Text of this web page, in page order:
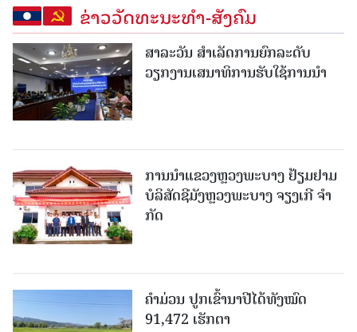
ຂ່າວວັດທະນະທຳ-ສັງຄົມ
ສາລະວັນ ສໍາເລັດການຍົກລະດັບ
ວຽກງານເສນາທິການຮັບໃຊ້ການນໍາ
ການນຳແຂວງຫຼວງພະບາງ ຢ້ຽມ​ຢາມ
ບໍ​ລິ​ສັດຊີມັງຫຼວງພະບາງ ຈຽງເກີ ຈໍາ
ກັດ
ຄໍາມ່ວນ ປູກເຂົ້ານາປີໄດ້ທັງໝົດ
91,472 ເຮັກຕາ